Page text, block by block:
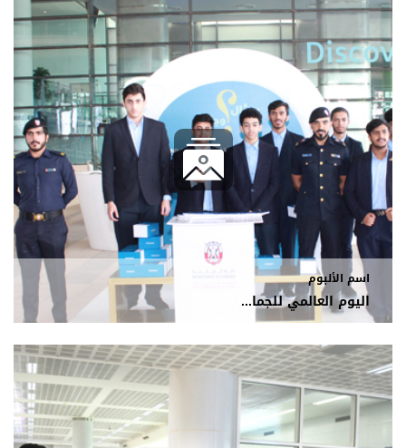
اسم الألبوم
اليوم العالمي للجما...